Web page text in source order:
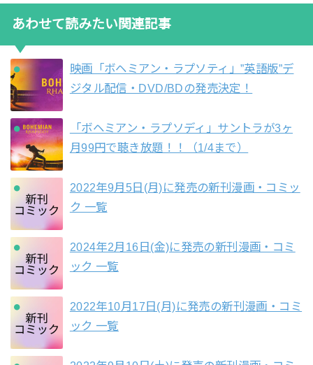
あわせて読みたい関連記事
映画「ボヘミアン・ラプソティ」”英語版”デ
ジタル配信・DVD/BDの発売決定！
「ボヘミアン・ラプソディ」サントラが3ヶ
月99円で聴き放題！！（1/4まで）
2022年9月5日(月)に発売の新刊漫画・コミッ
ク 一覧
2024年2月16日(金)に発売の新刊漫画・コミ
ック 一覧
2022年10月17日(月)に発売の新刊漫画・コミ
ック 一覧